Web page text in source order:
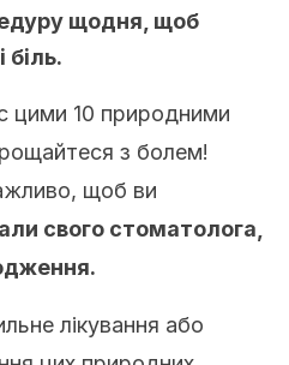
щодня, щоб
цими 10 природними
з болем!
щоб ви
свого стоматолога,
лікування або